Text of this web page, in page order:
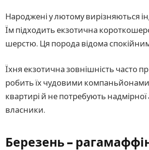
Народжені у лютому вирізняються
Їм підходить екзотична
шерстю. Ця порода відома
Їхня екзотична зовнішність часто
робить їх чудовими
квартирі й не потребують
власники.
Березень –